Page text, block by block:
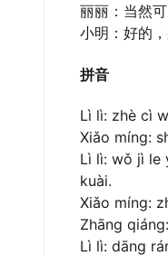
丽丽：当然
小明：好的
拼音
Lì lì: zhè cì
Xiǎo míng:
Lì lì: wǒ jì le
kuài.
Xiǎo míng:
Zhāng
Lì lì: dāng